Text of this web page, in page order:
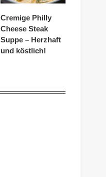
Cremige Philly
Cheese Steak
Suppe – Herzhaft
und köstlich!